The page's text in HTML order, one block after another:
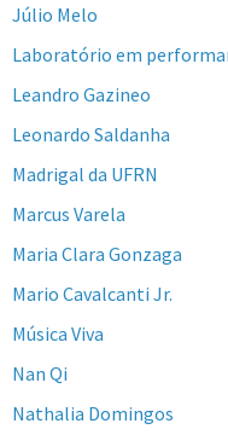
Júlio Melo
Laboratório em
Leandro Gazineo
Leonardo Saldanha
Madrigal da UFRN
Marcus Varela
Maria Clara Gonzaga
Mario Cavalcanti Jr.
Música Viva
Nan Qi
Nathalia Domingos